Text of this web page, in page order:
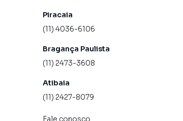
Piracaia
(11) 4036-6106
Bragança Paulista
(11) 2473-3608
Atibaia
(11) 2427-8079
Fale conosco